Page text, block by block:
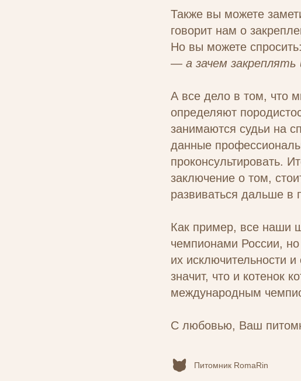
Также вы можете
говорит нам о
Но вы можете спросить:
— а зачем
А все дело в том, что
определяют
занимаются судьи на
данные
проконсультировать.
заключение о том,
развиваться дальше в
Как пример, все наши
чемпионами России,
их исключительности
значит, что и котенок
международным
С любовью, Ваш
Питомник RomaRin